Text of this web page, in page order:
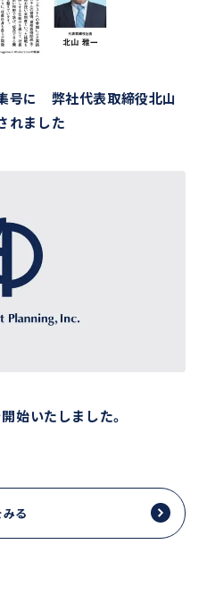
号に 弊社代表取締役北山
れました
始いたしました。
る